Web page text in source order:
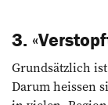
3.
Grundsätzlich
Darum heissen